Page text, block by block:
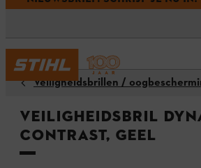
Veiligheidsbrillen /
Veiligheidsbril
Contrast, geel